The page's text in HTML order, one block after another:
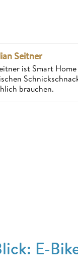
Seitner
ist Smart
brauchen.
E-